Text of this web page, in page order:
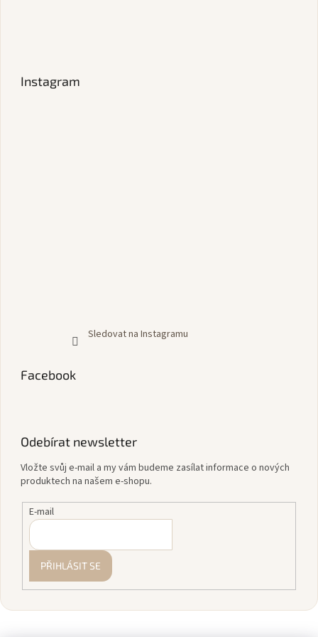
Instagram
Sledovat na Instagramu
Facebook
Odebírat newsletter
Vložte svůj e-mail a my vám budeme zasílat informace o nových
produktech na našem e-shopu.
E-mail
PŘIHLÁSIT SE